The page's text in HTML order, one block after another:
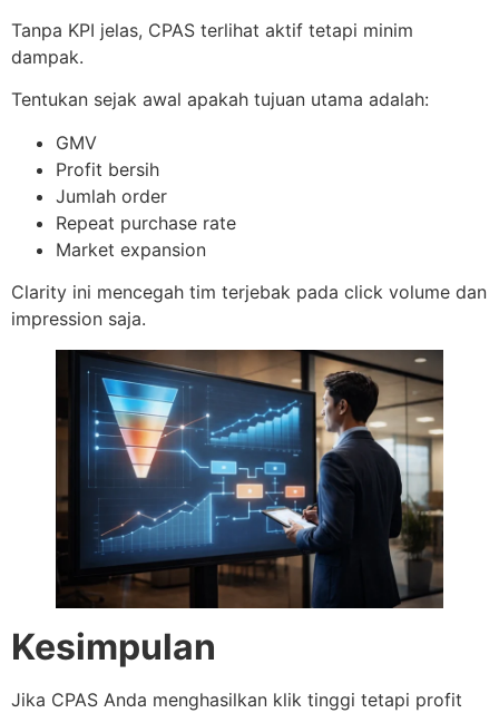
Tanpa KPI jelas, CPAS terlihat aktif tetapi minim
dampak.
Tentukan sejak awal apakah tujuan utama adalah:
GMV
Profit bersih
Jumlah order
Repeat purchase rate
Market expansion
Clarity ini mencegah tim terjebak pada click volume dan
impression saja.
Kesimpulan
Jika CPAS Anda menghasilkan klik tinggi tetapi profit